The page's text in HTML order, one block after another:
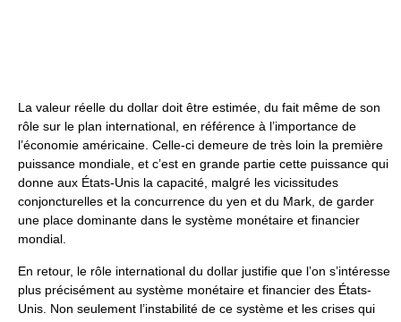
La valeur réelle du dollar doit être estimée, du fait même de son
rôle sur le plan international, en référence à l’importance de
l’économie américaine. Celle-ci demeure de très loin la première
puissance mondiale, et c’est en grande partie cette puissance qui
donne aux États-Unis la capacité, malgré les vicissitudes
conjoncturelles et la concurrence du yen et du Mark, de garder
une place dominante dans le système monétaire et financier
mondial.
En retour, le rôle international du dollar justifie que l’on s’intéresse
plus précisément au système monétaire et financier des États-
Unis. Non seulement l’instabilité de ce système et les crises qui